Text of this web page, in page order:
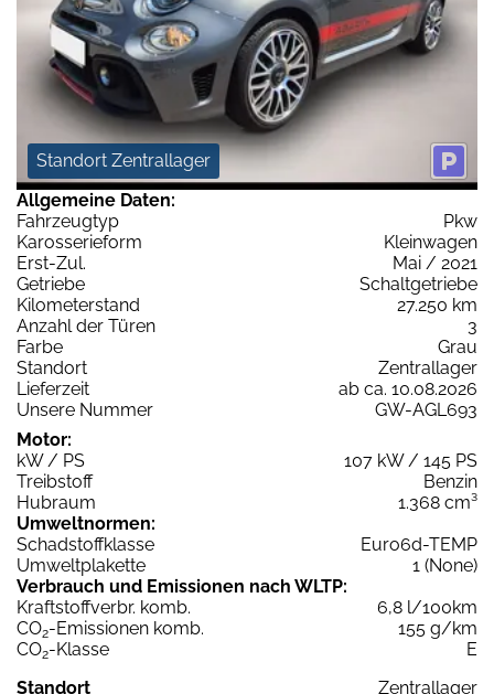
Standort Zentrallager
Allgemeine Daten:
Fahrzeugtyp
Pkw
Karosserieform
Kleinwagen
Erst-Zul.
Mai / 2021
Getriebe
Schaltgetriebe
Kilometerstand
27.250 km
Anzahl der Türen
3
Farbe
Grau
Standort
Zentrallager
Lieferzeit
ab ca. 10.08.2026
Unsere Nummer
GW-AGL693
Motor:
kW / PS
107 kW / 145 PS
Treibstoff
Benzin
Hubraum
1.368 cm³
Umweltnormen:
Schadstoffklasse
Euro6d-TEMP
Umweltplakette
1 (None)
Verbrauch und Emissionen nach WLTP:
Kraftstoffverbr. komb.
6,8 l/100km
CO2-Emissionen komb.
155 g/km
CO2-Klasse
E
Standort
Zentrallager